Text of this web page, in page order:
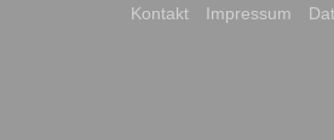
Kontakt Impressum